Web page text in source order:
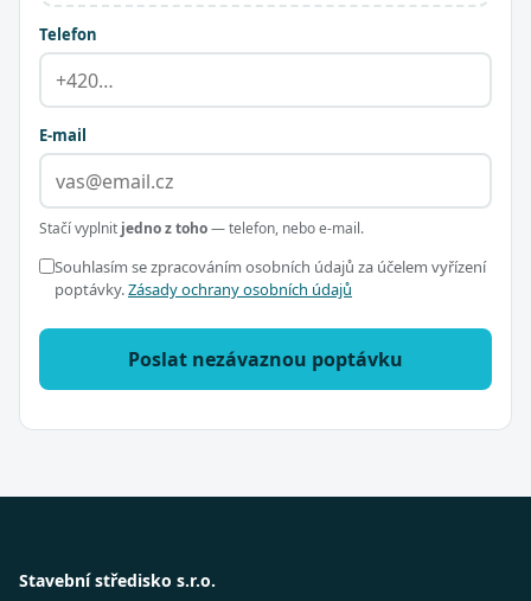
Telefon
E-mail
Stačí vyplnit jedno z toho— telefon, nebo e-mail.
Souhlasím se zpracováním osobních údajů za účelem vyřízení
poptávky.Zásady ochrany osobních údajů
Poslat nezávaznou poptávku
Stavební středisko s.r.o.